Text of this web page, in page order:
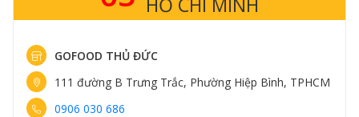
HỒ CHÍ MINH
GOFOOD THỦ ĐỨC
111 đường B Trưng Trắc, Phường Hiệp Bình, TPHCM
0906 030 686